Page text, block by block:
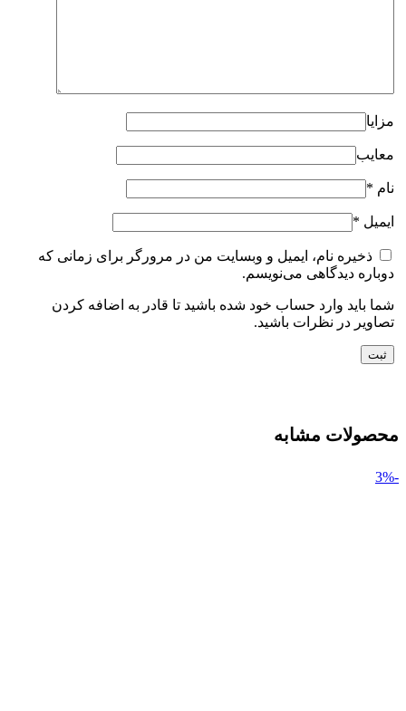
مزایا
معایب
نام *
ایمیل *
ذخیره نام، ایمیل و وبسایت من در مرورگر برای زمانی که
دوباره دیدگاهی می‌نویسم.
شما باید وارد حساب خود شده باشید تا قادر به اضافه کردن
تصاویر در نظرات باشید.
محصولات مشابه
-3%